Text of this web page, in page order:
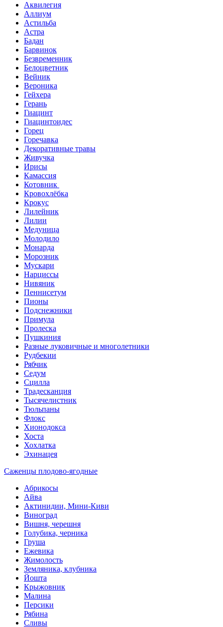
Аквилегия
Аллиум
Астильба
Астра
Бадан
Барвинок
Безвременник
Белоцветник
Вейник
Вероника
Гейхера
Герань
Гиацинт
Гиацинтоидес
Горец
Горечавка
Декоративные травы
Живучка
Ирисы
Камассия
Котовник
Кровохлёбка
Крокус
Лилейник
Лилии
Медуница
Молодило
Монарда
Морозник
Мускари
Нарциссы
Нивяник
Пеннисетум
Пионы
Подснежники
Примула
Пролеска
Пушкиния
Разные луковичные и многолетники
Рудбекии
Рябчик
Седум
Сцилла
Традесканция
Тысячелистник
Тюльпаны
Флокс
Хионодокса
Хоста
Хохлатка
Эхинацея
Саженцы плодово-ягодные
Абрикосы
Айва
Актинидии, Мини-Киви
Виноград
Вишня, черешня
Голубика, черника
Груша
Ежевика
Жимолость
Земляника, клубника
Йошта
Крыжовник
Малина
Персики
Рябина
Сливы